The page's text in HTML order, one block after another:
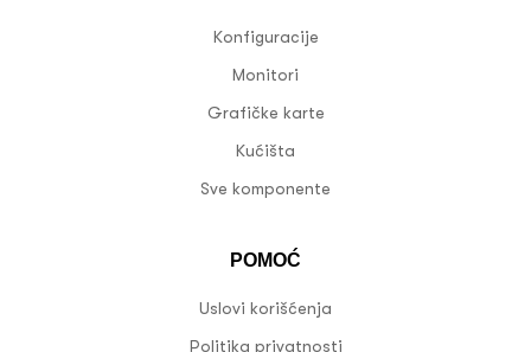
Konfiguracije
Monitori
Grafičke karte
Kućišta
Sve komponente
POMOĆ
Uslovi korišćenja
Politika privatnosti